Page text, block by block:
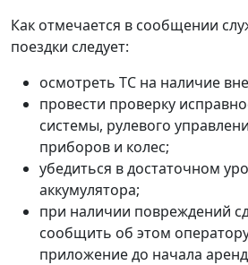
Как отмечается в сообщении
поездки следует:
осмотреть ТС на наличие
провести проверку
системы, рулевого
приборов и колес;
убедиться в достаточном
аккумулятора;
при наличии повреждений
сообщить об этом
приложение до начала